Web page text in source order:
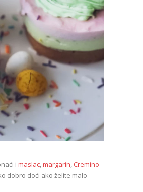
i maslac,margarin,Cremino
dobro doći ako želite malo